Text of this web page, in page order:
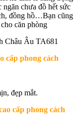
ngăn chưa đồ hết sức
đồng hồ…Bạn cũng
căn phòng
cấp phong cách
đẹp mắt.
cấp phong cách